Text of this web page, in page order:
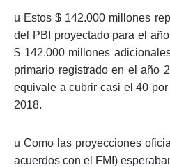
u Estos $ 142.000 millones
del PBI proyectado para el
$ 142.000 millones
primario registrado en el año
equivale a cubrir casi el 40
2018.
u Como las proyecciones
acuerdos con el FMI)